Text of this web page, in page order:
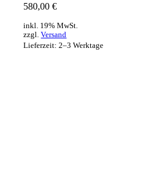
580,00€
inkl. 19% MwSt.
zzgl.Versand
Lieferzeit: 2–3 Werktage